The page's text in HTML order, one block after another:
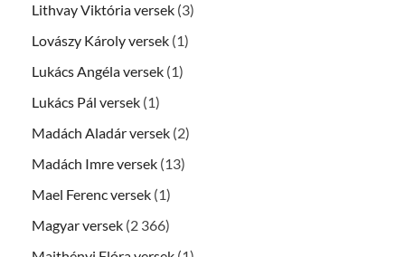
Lithvay Viktória versek (3)
Lovászy Károly versek (1)
Lukács Angéla versek (1)
Lukács Pál versek (1)
Madách Aladár versek (2)
Madách Imre versek (13)
Mael Ferenc versek (1)
Magyar versek (2 366)